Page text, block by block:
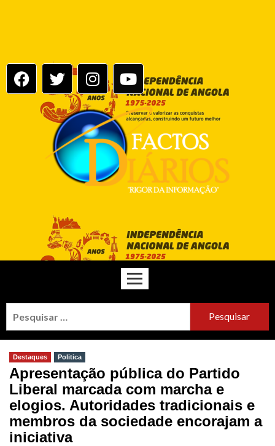
Destaques Politica
Apresentação pública do Partido
Liberal marcada com marcha e
elogios. Autoridades tradicionais e
membros da sociedade encorajam a
iniciativa